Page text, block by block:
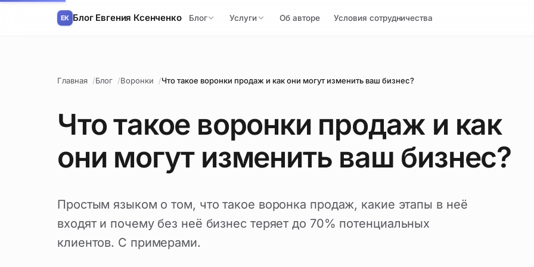
Блог Евгения Ксенченко Блог Услуги Об авторе Условия сотрудничества
Главная Блог Воронки Что такое воронки продаж и как они могут изменить ваш бизнес?
Что такое воронки продаж и как
они могут изменить ваш бизнес?
Простым языком о том, что такое воронка продаж, какие этапы в неё
входят и почему без неё бизнес теряет до 70% потенциальных
клиентов. С примерами.